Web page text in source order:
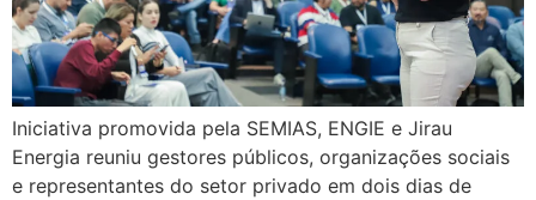
Iniciativa promovida pela SEMIAS, ENGIE e Jirau
Energia reuniu gestores públicos, organizações sociais
e representantes do setor privado em dois dias de